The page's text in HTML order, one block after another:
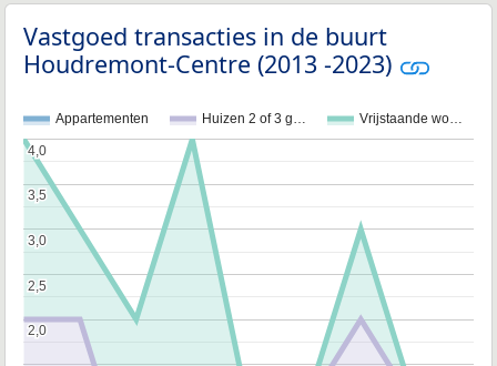
Vastgoed transacties in de buurt
Houdremont-Centre (2013 -2023)
Appartementen Huizen 2 of 3 g… Vrijstaande wo…
2,0
2,0
2,5
2,5
3,0
3,0
3,5
3,5
4,0
4,0